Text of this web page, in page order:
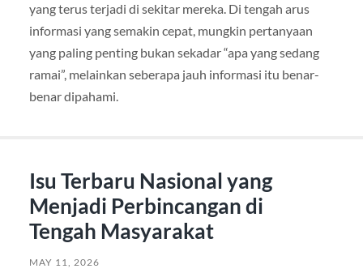
yang terus terjadi di sekitar mereka. Di tengah arus
informasi yang semakin cepat, mungkin pertanyaan
yang paling penting bukan sekadar “apa yang sedang
ramai”, melainkan seberapa jauh informasi itu benar-
benar dipahami.
Isu Terbaru Nasional yang
Menjadi Perbincangan di
Tengah Masyarakat
MAY 11, 2026